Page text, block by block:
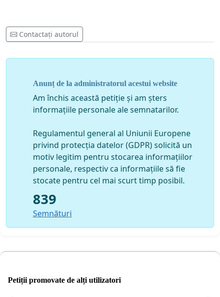
Contactați autorul
Anunț de la administratorul acestui website
Am închis această petiție și am șters
informațiile personale ale semnatarilor.
Regulamentul general al Uniunii Europene
privind protecția datelor (GDPR) solicită un
motiv legitim pentru stocarea informațiilor
personale, respectiv ca informațiile să fie
stocate pentru cel mai scurt timp posibil.
839
Semnături
Petiții promovate de alți utilizatori